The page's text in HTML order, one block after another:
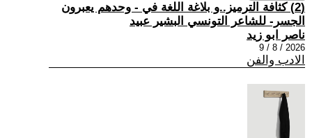
(2) كثافة الترميز..و بلاغة اللغة في - وحدهم يعبرون
الجسر- للشاعر التونسي البشير عبيد
ناصر ابو زيد
2026 / 8 / 9
الادب والفن